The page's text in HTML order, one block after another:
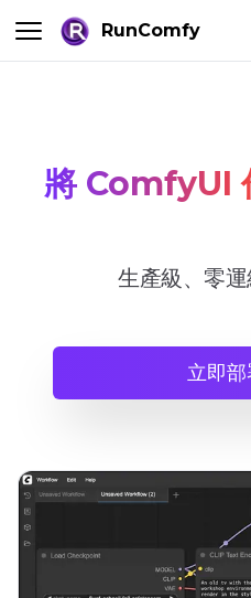
RunComfy
將 ComfyUI
生產級、零
立即